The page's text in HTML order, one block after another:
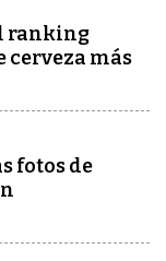
ranking
cerveza más
fotos de